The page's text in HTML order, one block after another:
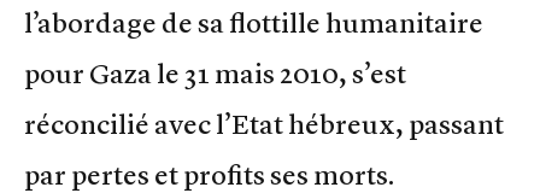
l’abordage de sa flottille humanitaire
pour Gaza le 31 mais 2010, s’est
réconcilié avec l’Etat hébreux, passant
par pertes et profits ses morts.